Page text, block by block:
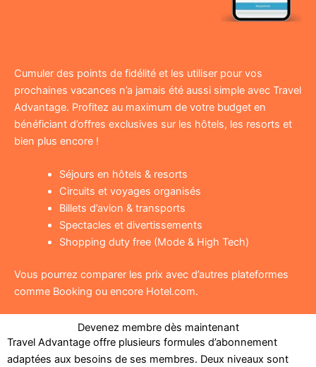
Cumuler des points de fidélité et les utiliser pour vos
prochaines vacances n’a jamais été aussi simple avec Travel
Advantage. Profitez au maximum de votre budget en
bénéficiant d’offres exclusives sur les hôtels, les resorts et
bien plus encore !
Séjours en hôtels & resorts
Circuits et voyages organisés
Billets d’avion & transports
Spectacles et divertissements
Shopping duty free (Mode & High Tech)
Vous pourrez comparer les prix avec d’autres plateformes
comme Booking ou encore Hotel.com.
Devenez membre dès maintenant
Travel Advantage offre plusieurs formules d’abonnement
adaptées aux besoins de ses membres. Deux niveaux sont